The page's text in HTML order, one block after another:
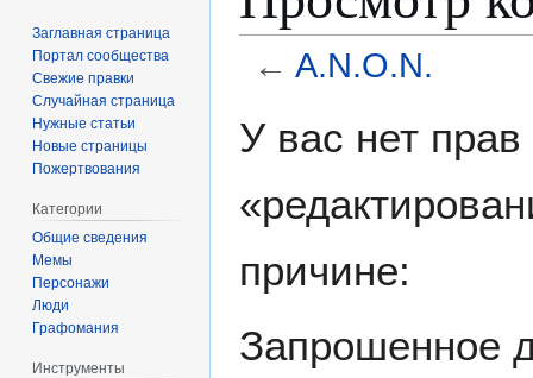
← A.N.O.N.
У вас нет
причине:
Запрошенное
Заглавная страница
Портал сообщества
Свежие правки
Случайная страница
Нужные статьи
Новые страницы
Пожертвования
Категории
Общие сведения
Мемы
Персонажи
Люди
Графомания
Инструменты